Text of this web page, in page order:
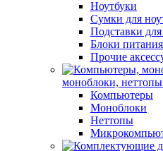
Ноутбуки
Сумки для
Подставки для
Блоки
Прочие
моноблоки, неттопы
Компьютеры
Моноблоки
Неттопы